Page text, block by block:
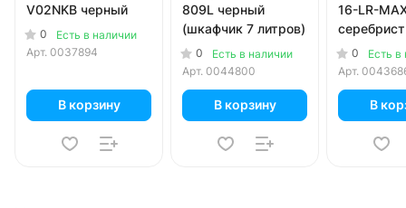
V02NKB черный
0
Есть в наличии
Арт. 0037894
В корзину
809L черный
(шкафчик 7 литров)
0
Есть в наличии
Арт. 0044800
В корзину
16-LR-
черный
0
Есть в
Арт.
В